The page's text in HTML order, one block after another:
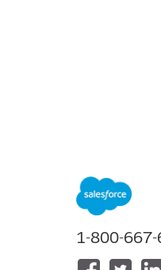
1-800-